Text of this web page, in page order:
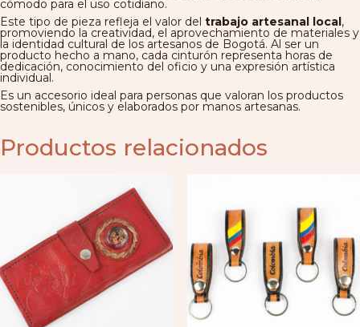
cómodo para el uso cotidiano.
Este tipo de pieza refleja el valor del trabajo artesanal local,
promoviendo la creatividad, el aprovechamiento de materiales y
la identidad cultural de los artesanos de Bogotá. Al ser un
producto hecho a mano, cada cinturón representa horas de
dedicación, conocimiento del oficio y una expresión artística
individual.
Es un accesorio ideal para personas que valoran los productos
sostenibles, únicos y elaborados por manos artesanas.
Productos relacionados